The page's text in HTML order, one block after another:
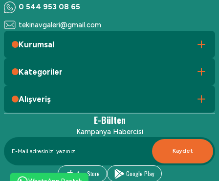
0 544 953 08 65
tekinavgaleri@gmail.com
Kurumsal
Kategoriler
Alışveriş
E-Bülten
Kampanya Habercisi
Kaydet
App Store Google Play